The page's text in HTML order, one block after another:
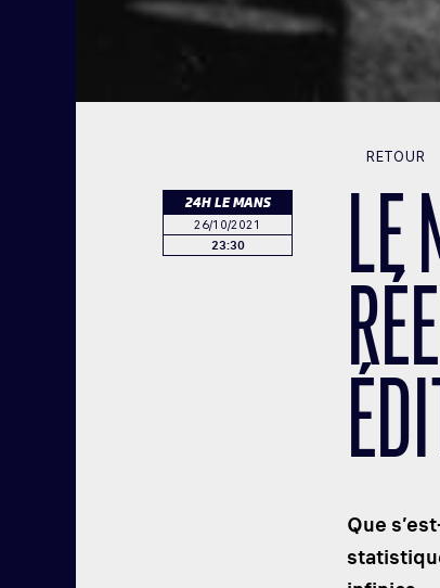
24H LE MANS
26/10/2021
23:30
RETOUR
LE
Que